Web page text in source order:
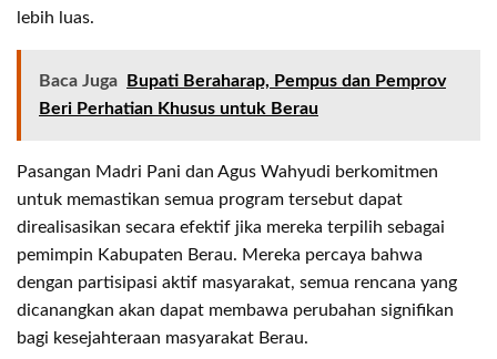
lebih luas.
Baca Juga
Bupati Beraharap, Pempus dan Pemprov
Beri Perhatian Khusus untuk Berau
Pasangan Madri Pani dan Agus Wahyudi berkomitmen
untuk memastikan semua program tersebut dapat
direalisasikan secara efektif jika mereka terpilih sebagai
pemimpin Kabupaten Berau. Mereka percaya bahwa
dengan partisipasi aktif masyarakat, semua rencana yang
dicanangkan akan dapat membawa perubahan signifikan
bagi kesejahteraan masyarakat Berau.